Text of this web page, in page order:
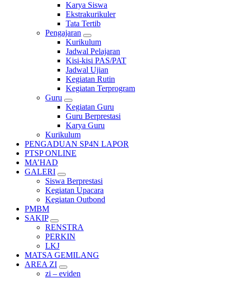
Karya Siswa
Ekstrakurikuler
Tata Tertib
Pengajaran
Kurikulum
Jadwal Pelajaran
Kisi-kisi PAS/PAT
Jadwal Ujian
Kegiatan Rutin
Kegiatan Terprogram
Guru
Kegiatan Guru
Guru Berprestasi
Karya Guru
Kurikulum
PENGADUAN SP4N LAPOR
PTSP ONLINE
MA’HAD
GALERI
Siswa Berprestasi
Kegiatan Upacara
Kegiatan Outbond
PMBM
SAKIP
RENSTRA
PERKIN
LKJ
MATSA GEMILANG
AREA ZI
zi – eviden